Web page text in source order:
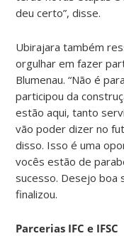
deu certo”, disse.
Ubirajara também
orgulhar em fazer
Blumenau. “Não é
participou da
estão aqui, tanto
vão poder dizer no
disso. Isso é uma
vocês estão de
sucesso. Desejo boa
finalizou.
Parcerias IFC e IFSC